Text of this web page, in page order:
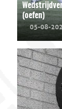
(oefen)
05-08-